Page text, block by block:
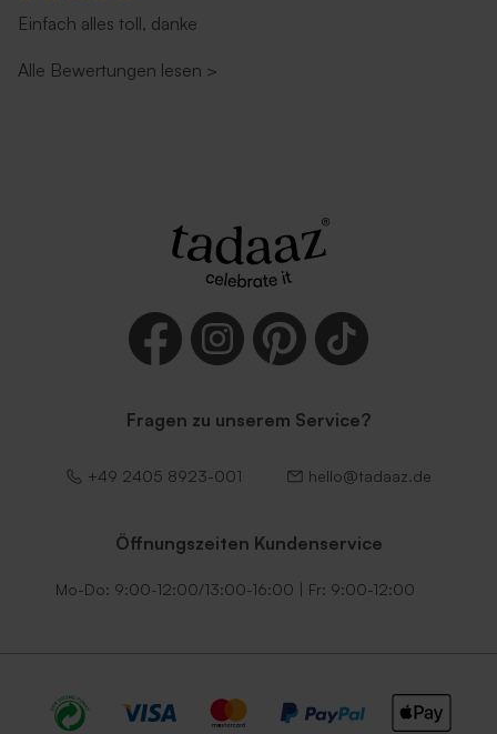
Umschlag 'Grün' Umschlag 'Lila'
Einfach alles toll, danke
Alle Bewertungen lesen >
Fragen zu unserem Service?
+49 2405 8923-001 hello@tadaaz.de
Öffnungszeiten Kundenservice
Mo-Do: 9:00-12:00/13:00-16:00 | Fr: 9:00-12:00